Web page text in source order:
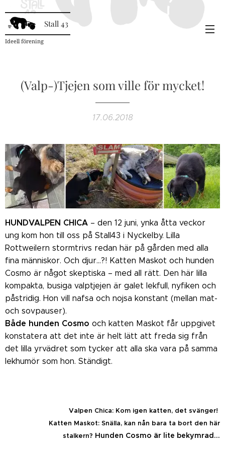
Stall 43
Ideell förening
(Valp-)Tjejen som ville för mycket!
17.06.2018
HUNDVALPEN CHICA – den 12 juni, ynka åtta veckor
ung kom hon till oss på Stall43 i Nyckelby. Lilla
Rottweilern stormtrivs redan här på gården med alla
fina människor. Och djur...?! Katten Maskot och hunden
Cosmo är något skeptiska – med all rätt. Den här lilla
kompakta, busiga valptjejen är galet lekfull, nyfiken och
påstridig. Hon vill nafsa och nojsa konstant (mellan mat-
och sovpauser).
Både hunden Cosmo och katten Maskot får uppgivet
konstatera att det inte är helt lätt att freda sig från
det lilla yrvädret som tycker att alla ska vara på samma
lekhumör som hon. Ständigt.
Valpen Chica: Kom igen katten, det svänger!
Katten Maskot: Snälla, kan nån bara ta bort den här
stalkern? Hunden Cosmo är lite bekymrad...